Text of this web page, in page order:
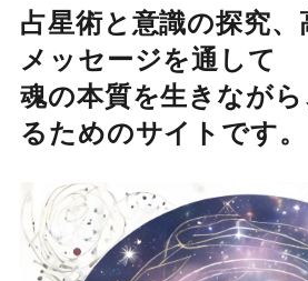
占星術と意識の探究
メッセージを通して
魂の本質を生きなが
るためのサイトです。